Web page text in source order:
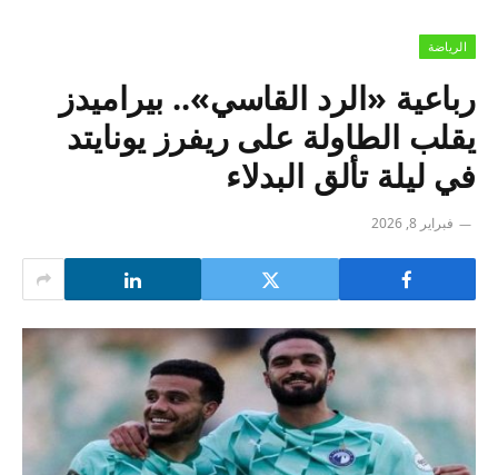
الرياضة
رباعية «الرد القاسي».. بيراميدز
يقلب الطاولة على ريفرز يونايتد
في ليلة تألق البدلاء
فبراير 8, 2026